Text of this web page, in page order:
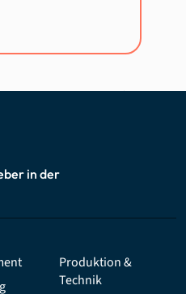
in der
Produktion &
Technik